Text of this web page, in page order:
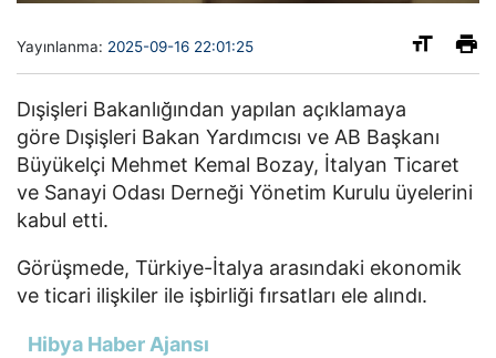
Yayınlanma: 2025-09-16 22:01:25
Dışişleri Bakanlığından yapılan açıklamaya
göre Dışişleri Bakan Yardımcısı ve AB Başkanı
Büyükelçi Mehmet Kemal Bozay, İtalyan Ticaret
ve Sanayi Odası Derneği Yönetim Kurulu üyelerini
kabul etti.
Görüşmede, Türkiye-İtalya arasındaki ekonomik
ve ticari ilişkiler ile işbirliği fırsatları ele alındı.
Hibya Haber Ajansı